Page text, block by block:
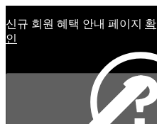
신규 회원 혜택 안내 페이지 확
인